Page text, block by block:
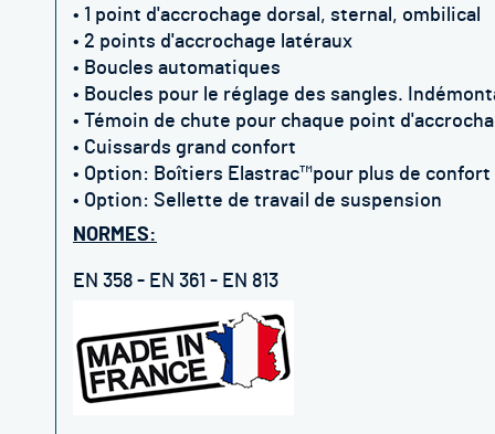
• 1 point d'accrochage dorsal, sternal, ombilical
• 2 points d'accrochage latéraux
• Boucles automatiques
• Boucles pour le réglage des sangles.
• Témoin de chute pour chaque point
• Cuissards grand confort
• Option: Boîtiers Elastrac™pour plus de
• Option: Sellette de travail de suspension
NORMES:
EN 358 - EN 361 - EN 813